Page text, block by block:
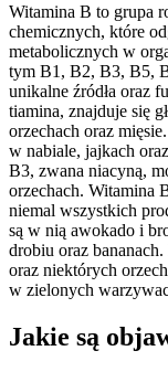
Witamina B to grupa
chemicznych, które
metabolicznych w
tym B1, B2, B3, B5,
unikalne źródła oraz
tiamina, znajduje się
orzechach oraz
w nabiale, jajkach
B3, zwana niacyną,
orzechach. Witamina
niemal wszystkich
są w nią awokado i
drobiu oraz
oraz niektórych
w zielonych
Jakie są